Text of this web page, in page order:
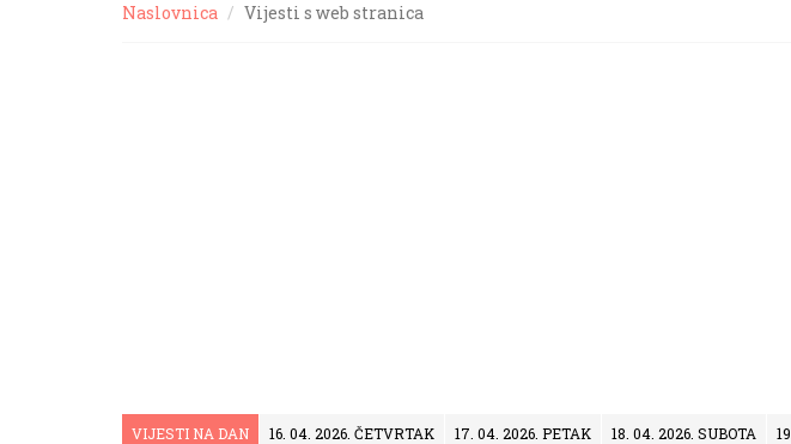
Naslovnica Vijesti s web stranica
VIJESTI NA DAN 16. 04. 2026. ČETVRTAK 17. 04. 2026. PETAK 18. 04. 2026. SUBOTA